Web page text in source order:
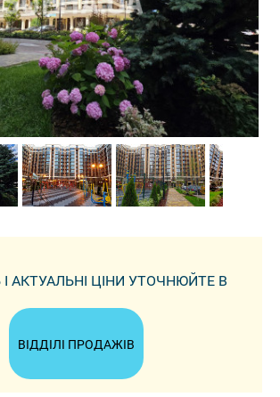
І АКТУАЛЬНІ ЦІНИ УТОЧНЮЙТЕ В
ВІДДІЛІ ПРОДАЖІВ